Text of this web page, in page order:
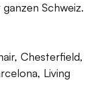
Schweiz.
Chesterfield,
Living